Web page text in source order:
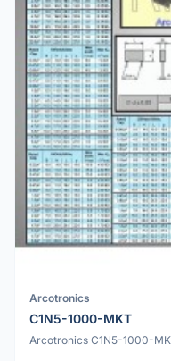
Arcotronics
C1N5-1000-MKT
Arcotronics C1N5-1000-